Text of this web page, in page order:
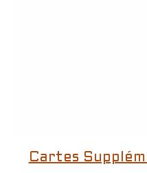
Cartes